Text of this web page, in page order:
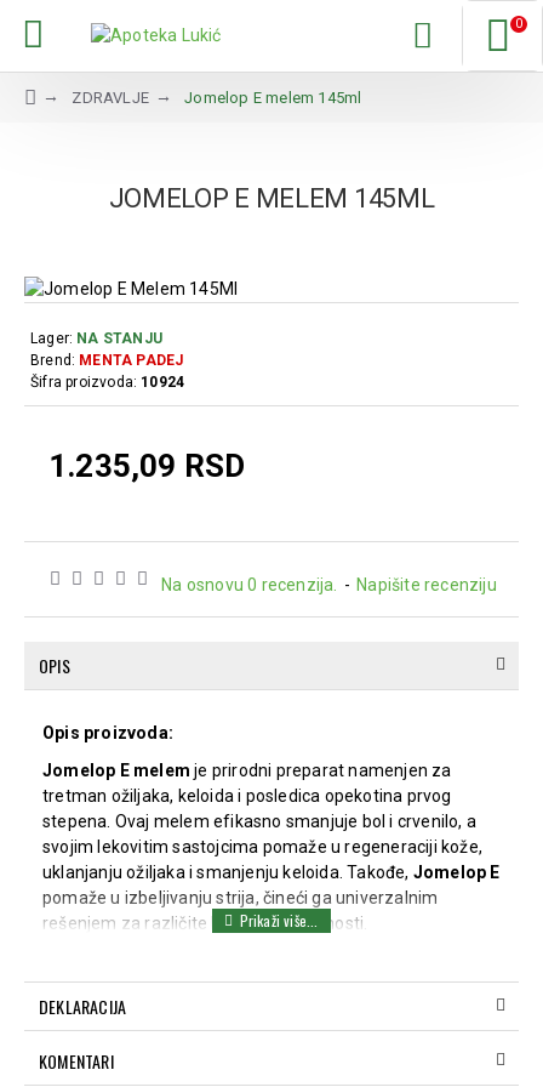
0
ZDRAVLJE Jomelop E melem 145ml
JOMELOP E MELEM 145ML
Na osnovu 0 recenzija. - Napišite recenziju
1.235,09 RSD
Lager: NA STANJU
Brend: MENTA PADEJ
Šifra proizvoda: 10924
OPIS
Opis proizvoda:
Jomelop E melem je prirodni preparat namenjen za
tretman ožiljaka, keloida i posledica opekotina prvog
stepena. Ovaj melem efikasno smanjuje bol i crvenilo, a
svojim lekovitim sastojcima pomaže u regeneraciji kože,
uklanjanju ožiljaka i smanjenju keloida. Takođe, Jomelop E
pomaže u izbeljivanju strija, čineći ga univerzalnim
rešenjem za različite kožne nepravilnosti.
Otklanjanje posledica opekotina prvog stepena
Izbeljivanje strija
DEKLARACIJA
KOMENTARI